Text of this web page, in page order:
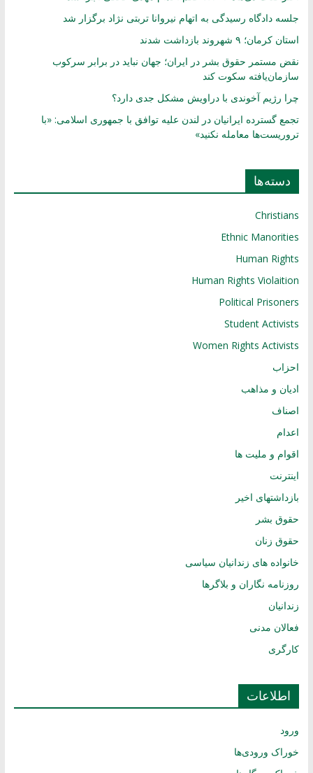
جلسه دادگاه رسیدگی به اتهام نیروانا تربتی نژاد برگزار شد
استان کرمان؛ ۹ شهروند بازداشت شدند
نقض مستمر حقوق بشر در ایران؛ جهان نباید در برابر سرکوب
سازمان‌یافته سکوت کند
چرا رژیم آخوندی با دراویش مشکل جدی دارد؟
تجمع گسترده ایرانیان در لندن علیه توافق با جمهوری اسلامی: «با
تروریست‌ها معامله نکنید»
دسته‌ها
Christians
Ethnic Manorities
Human Rights
Human Rights Violaition
Political Prisoners
Student Activists
Women Rights Activists
احزاب
ادیان و مذاهب
اصناف
اعدام
اقوام و ملیت ها
اینترنت
بازداشتهای اخیر
حقوق بشر
حقوق زنان
خانواده های زندانیان سیاسی
روزنامه نگاران و بلاگرها
زندانیان
فعالان مدنی
کارگری
اطلاعات
ورود
خوراک ورودی‌ها